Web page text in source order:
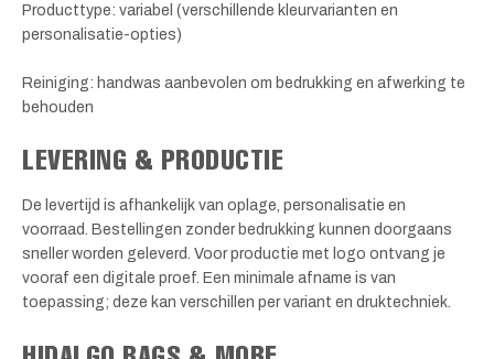
Producttype: variabel (verschillende kleurvarianten en
personalisatie-opties)
Reiniging: handwas aanbevolen om bedrukking en afwerking te
behouden
LEVERING & PRODUCTIE
De levertijd is afhankelijk van oplage, personalisatie en
voorraad. Bestellingen zonder bedrukking kunnen doorgaans
sneller worden geleverd. Voor productie met logo ontvang je
vooraf een digitale proef. Een minimale afname is van
toepassing; deze kan verschillen per variant en druktechniek.